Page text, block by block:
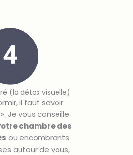
(la détox visuelle)
il faut savoir
Je vous conseille
chambre des
ou encombrants.
autour de vous,